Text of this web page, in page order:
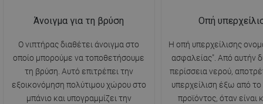
Άνοιγμα για τη βρύση
Ο νιπτήρας διαθέτει άνοιγμα στο
οποίο μπορούμε να τοποθετήσουμε
τη βρύση. Αυτό επιτρέπει την
εξοικονόμηση πολύτιμου χώρου στο
μπάνιο και υπογραμμίζει την
Οπή
Η οπή υπερχείλισης
ασφαλείας". Από αυτήν
περίσσεια νερού,
υπερχείλιση έξω από το
προϊόντος, όταν είναι